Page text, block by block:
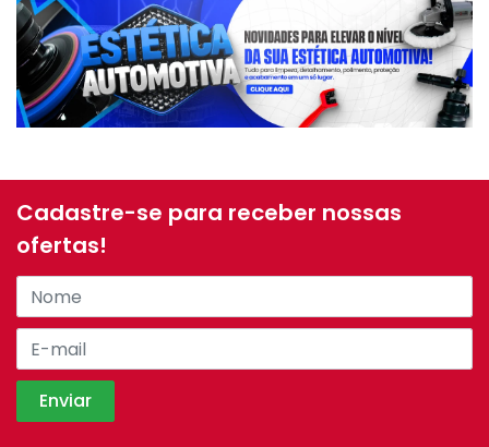
Cadastre-se para receber nossas
ofertas!